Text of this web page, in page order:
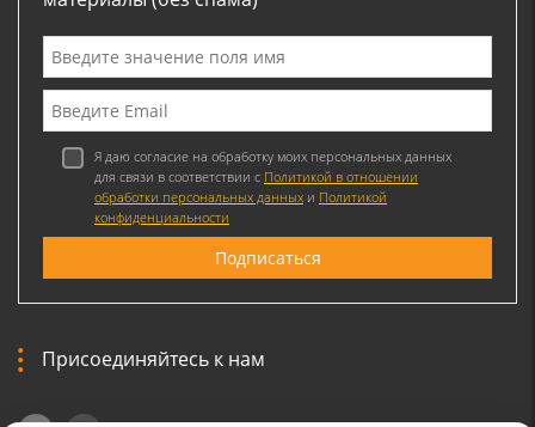
Я даю согласие на обработку моих персональных данных
для связи в соответствии с Политикой в отношении
обработки персональных данных и Политикой
конфиденциальности
Присоединяйтесь к нам